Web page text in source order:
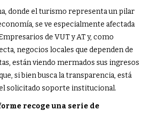
donde el turismo representa un pilar
se ve especialmente afectada
de VUT y AT y, como
negocios locales que dependen de
están viendo mermados sus ingresos
si bien busca la transparencia, está
solicitado soporte institucional.
recoge una serie de